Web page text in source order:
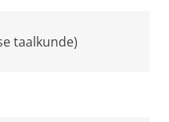
taalkunde)